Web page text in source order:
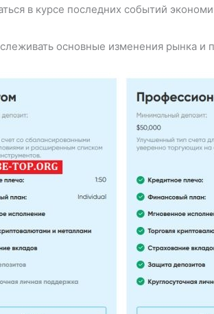
в курсе последних событий
основные изменения рынка и